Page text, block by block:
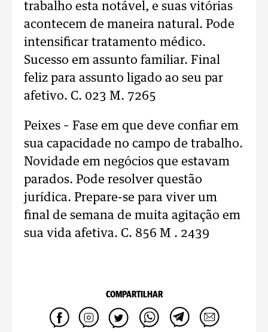
trabalho esta notável, e suas vitórias
acontecem de maneira natural. Pode
intensificar tratamento médico.
Sucesso em assunto familiar. Final
feliz para assunto ligado ao seu par
afetivo. C. 023 M. 7265
Peixes – Fase em que deve confiar em
sua capacidade no campo de trabalho.
Novidade em negócios que estavam
parados. Pode resolver questão
jurídica. Prepare-se para viver um
final de semana de muita agitação em
sua vida afetiva. C. 856 M . 2439
COMPARTILHAR